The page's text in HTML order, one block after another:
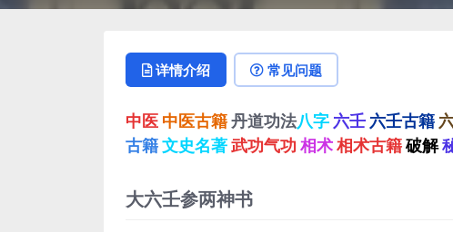
详情介绍 常见问题
中医 中医古籍丹道功法八字 六壬 六壬古籍
古籍文史名著武功气功 相术相术古籍破解
大六壬参两神书